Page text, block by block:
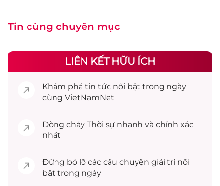
Tin cùng chuyên mục
LIÊN KẾT HỮU ÍCH
Khám phá tin tức nổi bật trong ngày
cùng VietNamNet
Dòng chảy Thời sự nhanh và chính xác
nhất
Đừng bỏ lỡ các câu chuyện giải trínổi
bật trong ngày